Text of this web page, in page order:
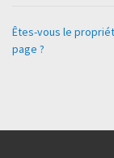
Êtes-vous le
page ?